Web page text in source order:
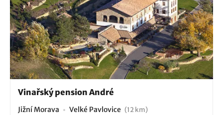
Vinařský pension André
Jižní Morava Velké Pavlovice (12 km)